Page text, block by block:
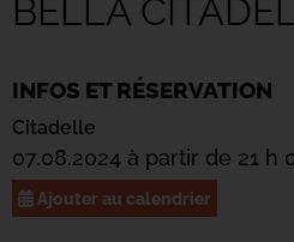
BELLA
INFOS ET RÉSERVATION
Citadelle
07.08.2024 à partir de 21 h
Ajouter au calendrier